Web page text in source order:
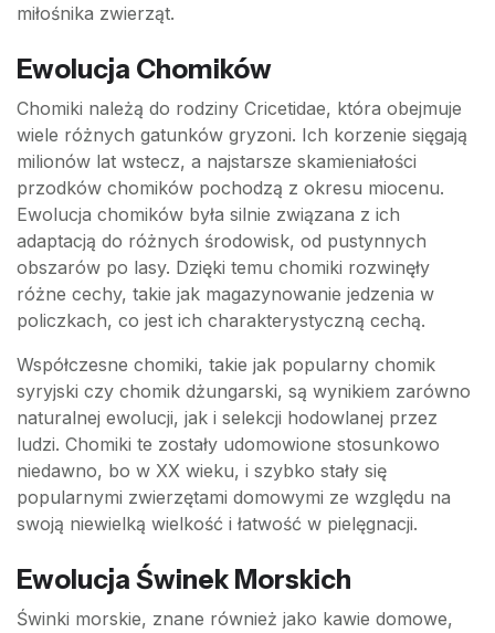
miłośnika zwierząt.
Ewolucja Chomików
Chomiki należą do rodziny Cricetidae, która obejmuje
wiele różnych gatunków gryzoni. Ich korzenie sięgają
milionów lat wstecz, a najstarsze skamieniałości
przodków chomików pochodzą z okresu miocenu.
Ewolucja chomików była silnie związana z ich
adaptacją do różnych środowisk, od pustynnych
obszarów po lasy. Dzięki temu chomiki rozwinęły
różne cechy, takie jak magazynowanie jedzenia w
policzkach, co jest ich charakterystyczną cechą.
Współczesne chomiki, takie jak popularny chomik
syryjski czy chomik dżungarski, są wynikiem zarówno
naturalnej ewolucji, jak i selekcji hodowlanej przez
ludzi. Chomiki te zostały udomowione stosunkowo
niedawno, bo w XX wieku, i szybko stały się
popularnymi zwierzętami domowymi ze względu na
swoją niewielką wielkość i łatwość w pielęgnacji.
Ewolucja Świnek Morskich
Świnki morskie, znane również jako kawie domowe,